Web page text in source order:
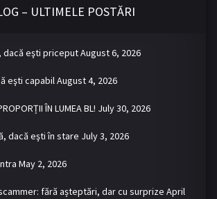
PROIECTE
Autentificare
Ieși
– ULTIMELE POSTĂRI
dacă eşti priceputAugust 6, 2026
eşti capabilAugust 4, 2026
ÎN LUMEA BL! July 30, 2026
dacă eşti în stare July 3, 2026
May 2, 2026
fără așteptări, dar cu surprize April